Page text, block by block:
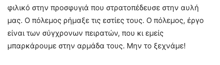
φιλικό στην προσφυγιά που στρατοπέδευσε στην αυλή
μας. Ο πόλεμος ρήμαξε τις εστίες τους. Ο πόλεμος, έργο
είναι των σύγχρονων πειρατών, που κι εμείς
μπαρκάρουμε στην αρμάδα τους. Μην το ξεχνάμε!